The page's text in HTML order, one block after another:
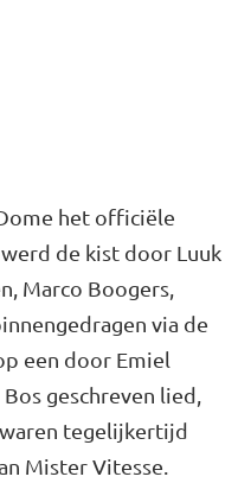
het officiële
de kist door Luuk
Marco Boogers,
via de
een door Emiel
geschreven lied,
waren tegelijkertijd
Mister Vitesse.